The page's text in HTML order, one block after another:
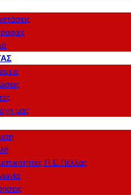
μας
Π.Ε.Πέλλας